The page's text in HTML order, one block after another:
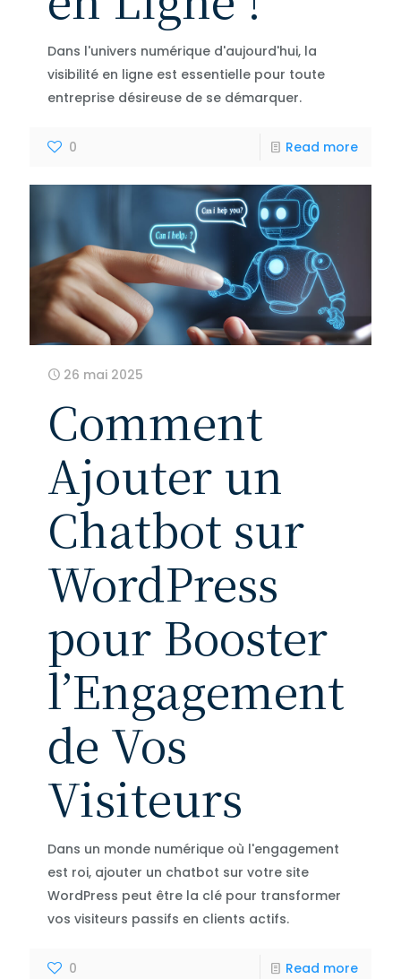
Dans l'univers numérique d'aujourd'hui, la
visibilité en ligne est essentielle pour toute
entreprise désireuse de se démarquer.
0 Read more
26 mai 2025
Comment
Ajouter un
Chatbot sur
WordPress
pour Booster
l’Engagement
de Vos
Visiteurs
Dans un monde numérique où l'engagement
est roi, ajouter un chatbot sur votre site
WordPress peut être la clé pour transformer
vos visiteurs passifs en clients actifs.
0 Read more